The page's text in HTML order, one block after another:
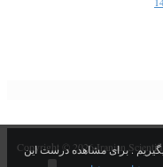
Copyright © 2026 Iranian
. برای مشاهده درست این